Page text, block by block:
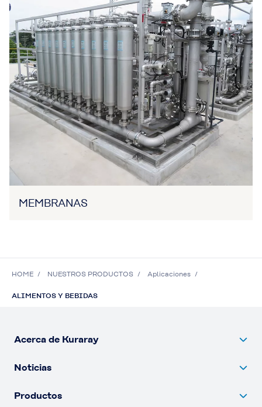
MEMBRANAS
HOME NUESTROS PRODUCTOS Aplicaciones
ALIMENTOS Y BEBIDAS
Acerca de Kuraray
Noticias
Productos